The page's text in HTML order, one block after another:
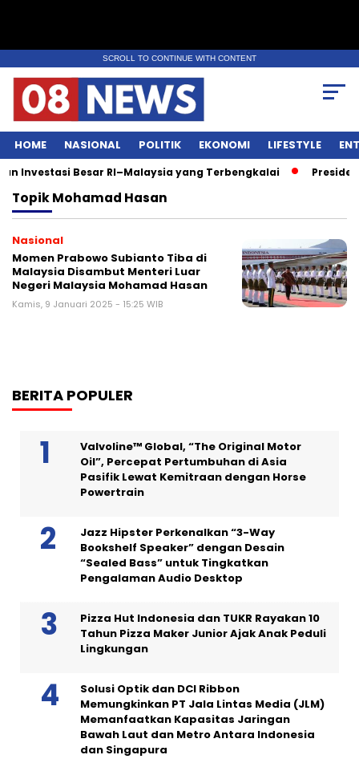
SCROLL TO CONTINUE WITH CONTENT
HOME NASIONAL POLITIK EKONOMI LIFESTYLE
Investasi Besar RI–Malaysia yang Terbengkalai
TopikMohamad Hasan
Nasional
Momen Prabowo Subianto Tiba di
Malaysia Disambut Menteri Luar
Negeri Malaysia Mohamad Hasan
Kamis, 9 Januari 2025 - 15:25 WIB
BERITA POPULER
Valvoline™ Global, “The Original Motor
Oil”, Percepat Pertumbuhan di Asia
Pasifik Lewat Kemitraan dengan Horse
Powertrain
Jazz Hipster Perkenalkan “3-Way
Bookshelf Speaker” dengan Desain
“Sealed Bass” untuk Tingkatkan
Pengalaman Audio Desktop
Pizza Hut Indonesia dan TUKR Rayakan 10
Tahun Pizza Maker Junior Ajak Anak Peduli
Lingkungan
Solusi Optik dan DCI Ribbon
Memungkinkan PT Jala Lintas Media (JLM)
Memanfaatkan Kapasitas Jaringan
Bawah Laut dan Metro Antara Indonesia
dan Singapura